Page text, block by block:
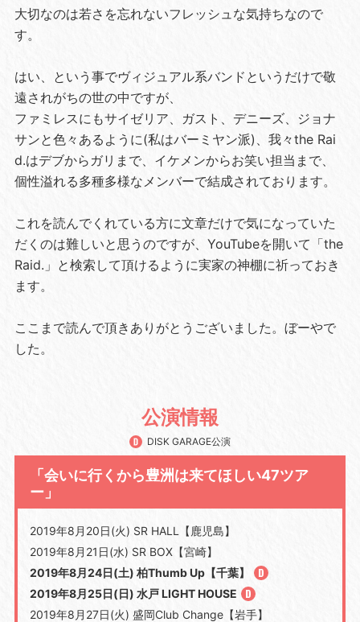
大切なのは若さを忘れないフレッシュな気持ちなので
す。
はい、という事でヴィジュアル系バンドというだけで敬
遠されがちの世の中ですが、
ファミレスにもサイゼリア、ガスト、デニーズ、ジョナ
サンと色々あるように(私はバーミヤン派)、我々the Rai
d.はデブからガリまで、イケメンからお笑い担当まで、
個性溢れる多種多様なメンバーで結成されております。
これを読んでくれている方に文章だけで気になっていた
だくのは難しいと思うのですが、YouTubeを開いて「the
Raid.」と検索して頂けるように実家の神棚に祈っておき
ます。
ここまで読んで頂きありがとうございました。ぼーやで
した。
公演情報
DISK GARAGE公演
「会いに行くから豊洲は来てほしい47ツア
ー」
2019年8月20日(火) SR HALL【鹿児島】
2019年8月21日(水) SR BOX【宮崎】
2019年8月24日(土) 柏Thumb Up【千葉】
2019年8月25日(日) 水戸 LIGHT HOUSE
2019年8月27日(火) 盛岡Club Change【岩手】